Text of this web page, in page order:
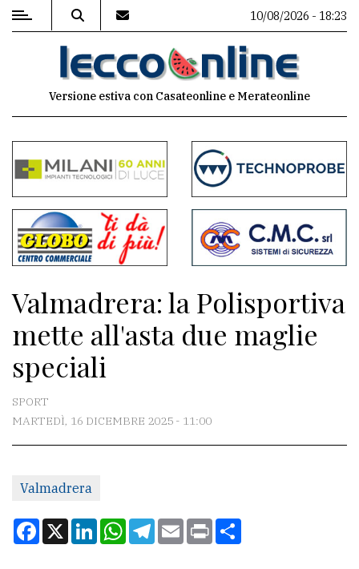
MENU
commenti
Contenuti
del
sito
Meteo
CONTATTI
La
redazione
Per
tua
10/08/2026 - 18:23
Versione estiva con Casateonline e Merateonline
Valmadrera: la Polisportiva
mette all'asta due maglie
speciali
SPORT
MARTEDÌ, 16 DICEMBRE 2025 - 11:00
Valmadrera
Facebook
X LinkedInWhatsApp
Telegram
EmailPrint